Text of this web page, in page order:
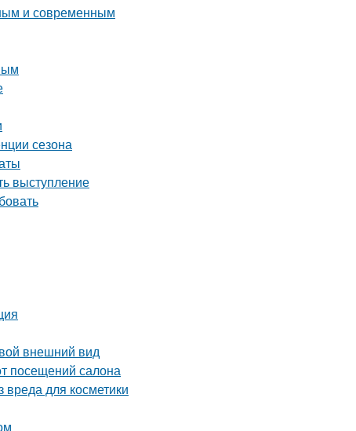
и современным
сезона
выступление
внешний вид
посещений салона
для косметики